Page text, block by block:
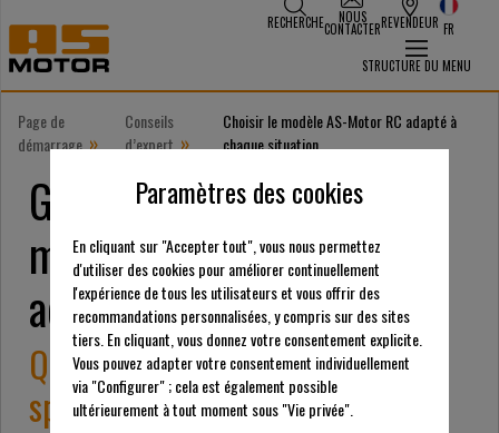
RECHERCHE NOUS
CONTACTERREVENDEUR FR
STRUCTURE DU MENU
Page de
démarrage »
Conseils
d’expert »
Choisir le modèle AS-Motor RC adapté à
chaque situation
Guide d'expert : Choisir le
modèle AS-Motor RC
adapté à chaque situation
Quatre tondeuses RC. Quatre
spécialistes. Une mission claire.
Paramètres des cookies
En cliquant sur "Accepter tout", vous nous permettez
d'utiliser des cookies pour améliorer continuellement
l'expérience de tous les utilisateurs et vous offrir des
recommandations personnalisées, y compris sur des sites
tiers. En cliquant, vous donnez votre consentement explicite.
Vous pouvez adapter votre consentement individuellement
via "Configurer" ; cela est également possible
ultérieurement à tout moment sous "Vie privée".